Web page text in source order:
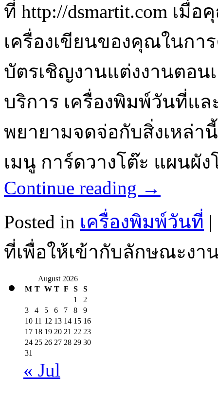
ที่ http://dsmartit.com เมื่
เครื่องเขียนของคุณในก
บัตรเชิญงานแต่งงานตอน
บริการ เครื่องพิมพ์วันที่แ
พยายามจดจ่อกับสิ่งเหล่า
เมนู การ์ดวางโต๊ะ แผนผั
Continue reading →
Posted in เครื่องพิมพ์วันที่ |
ที่เพื่อให้เข้ากับลักษณะง
August 2026
M T W T F S
S
1
2
3
4 5 6 7 8
9
10 11 12 13 14 15 16
17 18 19 20 21 22 23
24 25 26 27 28 29 30
31
« Jul